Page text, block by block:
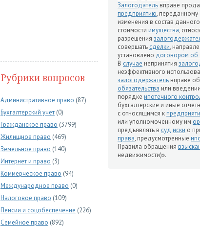
Рубрики вопросов
Административное право (87)
Бухгалтерский учет (0)
Гражданское право (3799)
Жилищное право (469)
Земельное право (140)
Интернет и право (3)
Коммерческое право (94)
Международное право (0)
Налоговое право (109)
Пенсии и соцобеспечение (226)
Семейное право (892)
Залогодатель вправе
предприятию, переданному
изменения в состав данного
стоимости имущества,
разрешения
совершать сделки,
установлено договором об
В случае непринятия
неэффективного
залогодержатель вправе
обязательства или введении
порядке ипотечного
бухгалтерские и иные
с относящимся к
или уполномоченному им
предъявлять в суд иски о
права, предусмотренные
Правила обращения
недвижимости)».